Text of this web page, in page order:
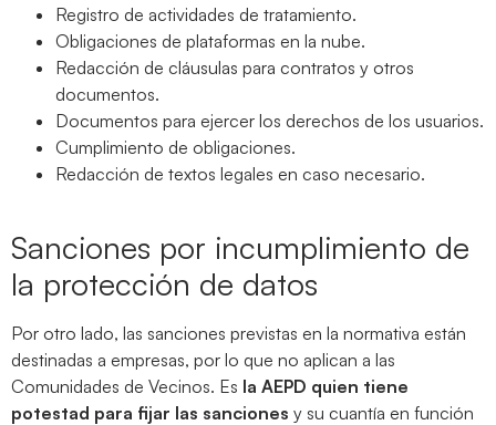
Registro de actividades de tratamiento.
Obligaciones de plataformas en la nube.
Redacción de cláusulas para contratos y otros
documentos.
Documentos para ejercer los derechos de los usuarios.
Cumplimiento de obligaciones.
Redacción de textos legales en caso necesario.
Sanciones por incumplimiento de
la protección de datos
Por otro lado, las sanciones previstas en la normativa están
destinadas a empresas, por lo que no aplican a las
Comunidades de Vecinos. Es la AEPD quien tiene
potestad para fijar las sanciones y su cuantía en función